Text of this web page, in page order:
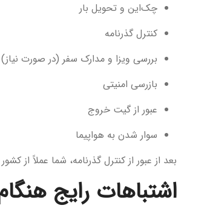
چک‌این و تحویل بار
کنترل گذرنامه
بررسی ویزا و مدارک سفر (در صورت نیاز)
بازرسی امنیتی
عبور از گیت خروج
سوار شدن به هواپیما
بعد از عبور از کنترل گذرنامه، شما عملاً
اشتباهات رایج